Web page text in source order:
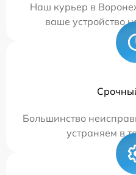
Наш курьер в
ваше устройство
Большинство
устраняем в